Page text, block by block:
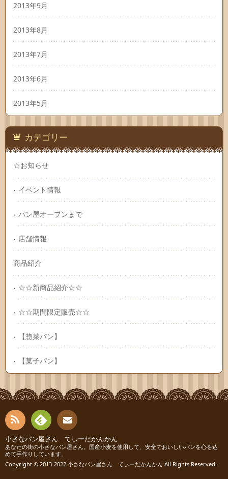
2013年9月
2013年8月
2013年7月
2013年6月
2013年5月
カテゴリー
☆お知らせ
イベント情報
パン屋オープンまで
店舗情報
商品紹介
☆☆新商品紹介☆☆
☆☆期間限定販売☆☆
【惣菜パン】
【菓子パン】
RSS
Fee
dly
連絡
先
小さなパン屋さん てぃーだかんかん
あなたの街の小さなパン屋さん。国産小麦を使用して、安全でおいしいパンを心を込
めて手作りしています。
Copyright © 2013-2022 小さなパン屋さん てぃーだかんかん All Rights Reserved.